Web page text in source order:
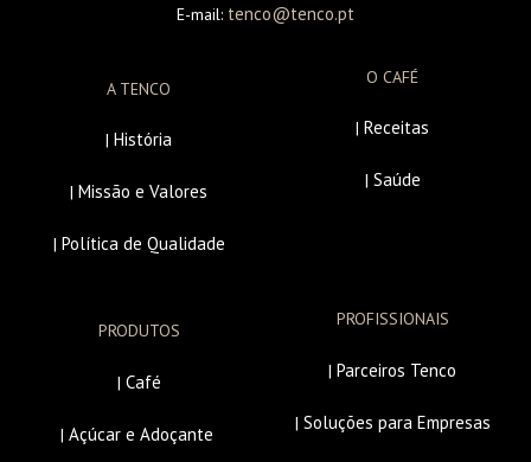
E-mail: tenco@tenco.pt
A TENCO
| História
| Missão e Valores
| Política de Qualidade
O CAFÉ
| Receitas
| Saúde
PRODUTOS
| Café
| Açúcar e Adoçante
PROFISSIONAIS
| Parceiros Tenco
| Soluções para Empresas